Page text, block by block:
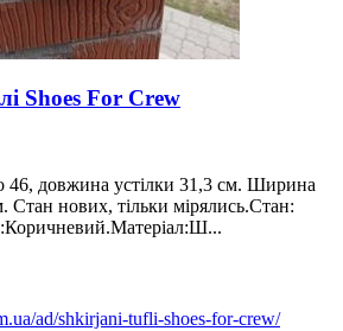
Shoes For Crew
46, довжина устілки 31,3 см. Ширина
Стан нових, тільки мірялись.Стан:
ad/shkirjani-tufli-shoes-for-crew/